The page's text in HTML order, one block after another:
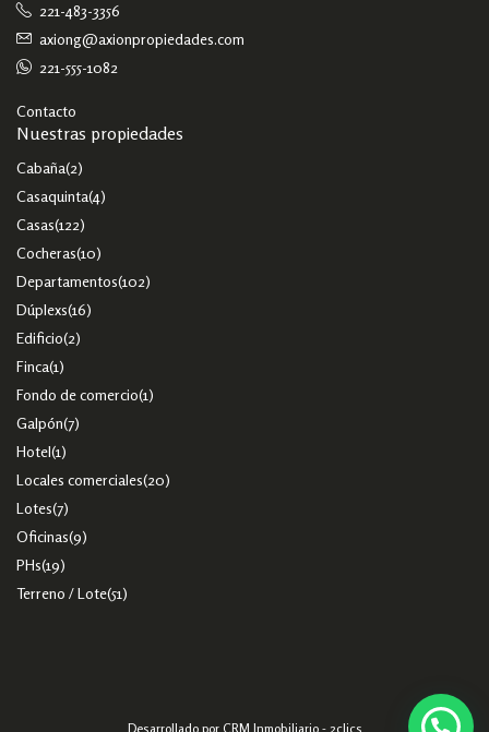
221-483-3356
axiong@axionpropiedades.com
221-555-1082
Contacto
Nuestras propiedades
Cabaña(2)
Casaquinta(4)
Casas(122)
Cocheras(10)
Departamentos(102)
Dúplexs(16)
Edificio(2)
Finca(1)
Fondo de comercio(1)
Galpón(7)
Hotel(1)
Locales comerciales(20)
Lotes(7)
Oficinas(9)
PHs(19)
Terreno / Lote(51)
Desarrollado por CRM Inmobiliario - 2clics